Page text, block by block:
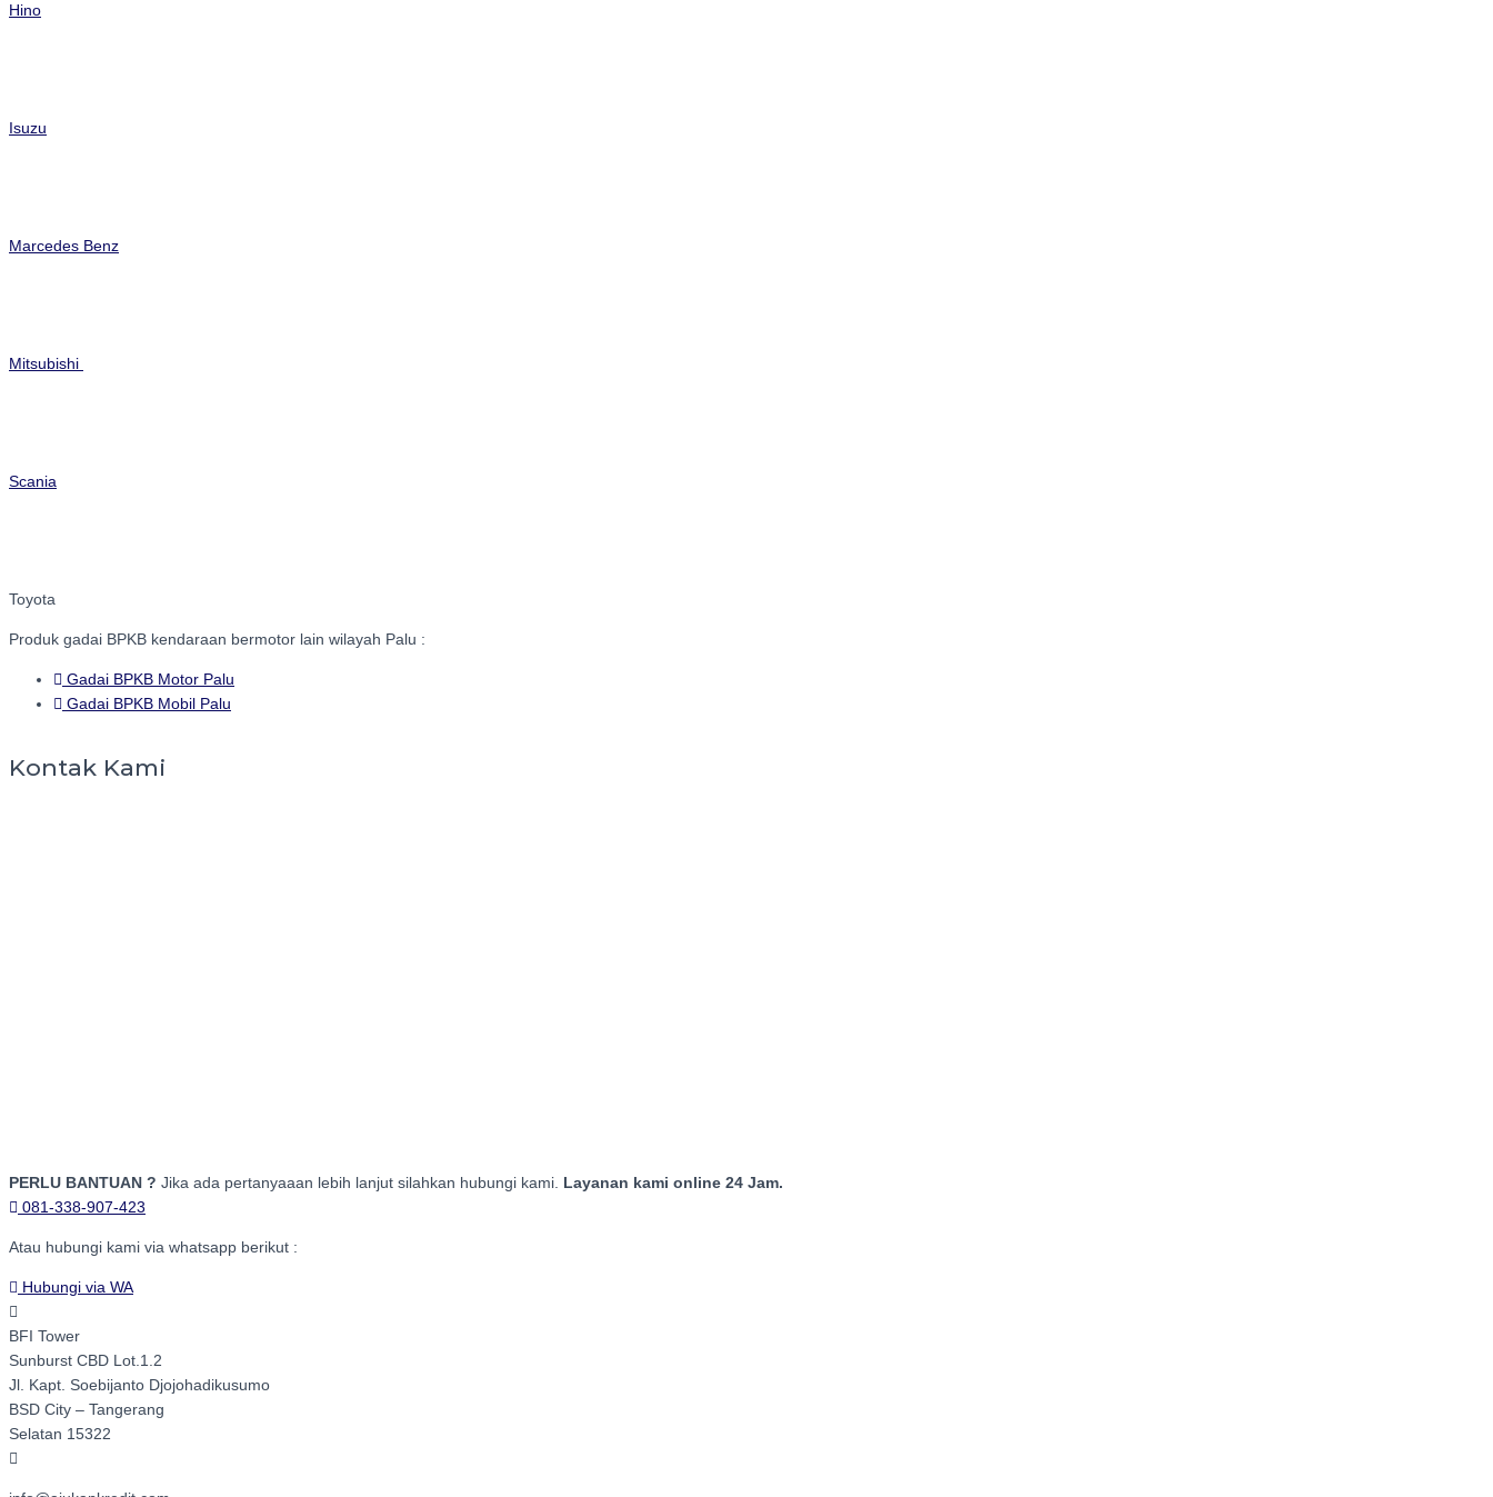
Hino
Isuzu
Marcedes Benz
Mitsubishi
Scania
Toyota
Produk gadai BPKB kendaraan bermotor lain wilayah Palu :
Gadai BPKB Motor Palu
Gadai BPKB Mobil Palu
Kontak Kami
PERLU BANTUAN ? Jika ada pertanyaaan lebih lanjut silahkan hubungi kami. Layanan kami online 24 Jam.
081-338-907-423
Atau hubungi kami via whatsapp berikut :
Hubungi via WA
BFI Tower
Sunburst CBD Lot.1.2
Jl. Kapt. Soebijanto Djojohadikusumo
BSD City – Tangerang
Selatan 15322